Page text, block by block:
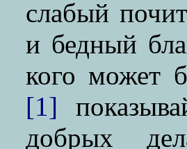
слабый
и бедный
кого может
[1]
добрых